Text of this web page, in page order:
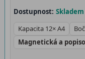
Dostupnost: Skladem
Kapacita 12× A4
Magnetická a